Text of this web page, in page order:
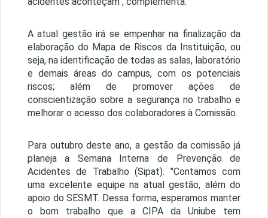
A atual gestão irá se empenhar na finalização da
elaboração do Mapa de Riscos da Instituição, ou
seja, na identificação de todas as salas, laboratório
e demais áreas do campus, com os potenciais
riscos; além de promover ações de
conscientização sobre a segurança no trabalho e
melhorar o acesso dos colaboradores à Comissão.
Para outubro deste ano, a gestão da comissão já
planeja a Semana Interna de Prevenção de
Acidentes de Trabalho (Sipat). "Contamos com
uma excelente equipe na atual gestão, além do
apoio do SESMT. Dessa forma, esperamos manter
o bom trabalho que a CIPA da Uniube tem